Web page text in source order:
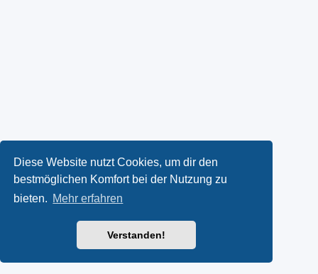
Diese Website nutzt Cookies, um dir den
bestmöglichen Komfort bei der Nutzung zu
bieten. Mehr erfahren
Verstanden!